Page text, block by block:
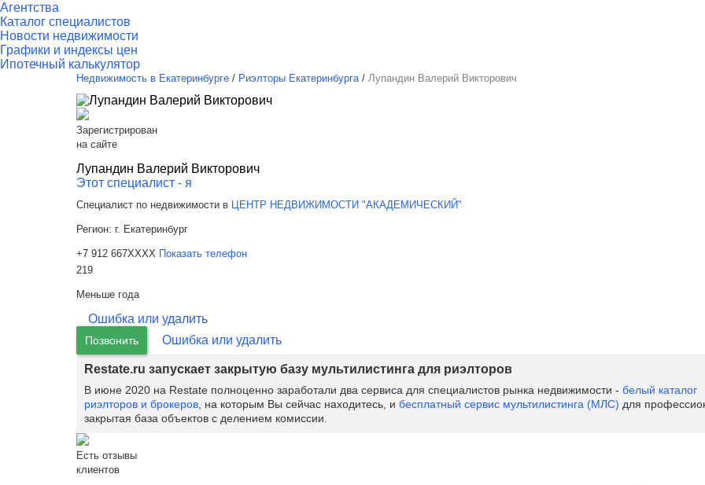
Агентства
Каталог специалистов
Новости недвижимости
Графики и индексы цен
Ипотечный калькулятор
Недвижимость в Екатеринбурге / Риэлторы Екатеринбурга / Лупандин Валерий Викторович
Зарегистрирован
на сайте
Лупандин Валерий Викторович
Этот специалист - я
Специалист по недвижимости в ЦЕНТР НЕДВИЖИМОСТИ "АКАДЕМИЧЕСКИЙ"
Регион: г. Екатеринбург
+7 912 667XXXX Показать телефон
219
Меньше года
Ошибка или удалить
Позвонить Ошибка или удалить
Restate.ru запускает закрытую базу мультилистинга для риэлторов
В июне 2020 на Restate полноценно заработали два сервиса для специалистов рынка недвижимости - белый каталог
риэлторов и брокеров , на которым Вы сейчас находитесь, и бесплатный сервис мультилистинга (МЛС) для
закрытая база объектов с делением комиссии.
Есть отзывы
клиентов